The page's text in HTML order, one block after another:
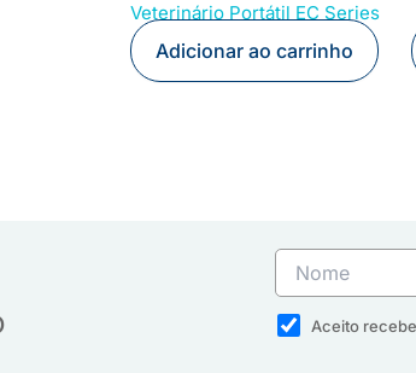
Veterinário Portátil EC Series
Adicionar ao carrinho
Aceito